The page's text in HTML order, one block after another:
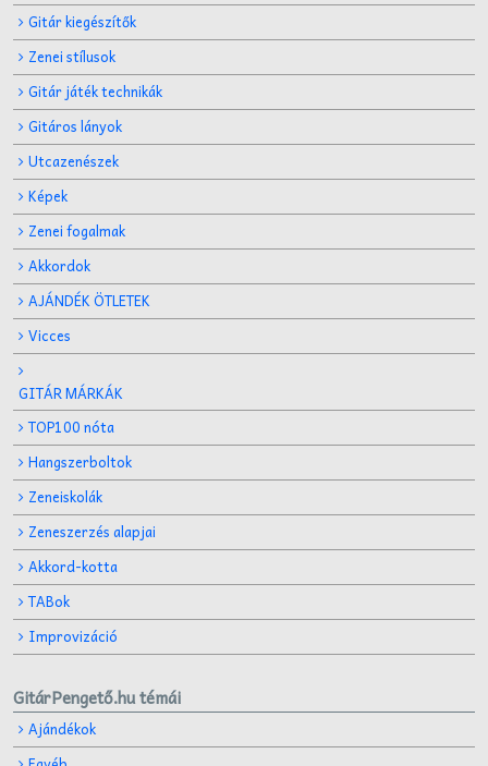
Gitár kiegészítők
Zenei stílusok
Gitár játék technikák
Gitáros lányok
Utcazenészek
Képek
Zenei fogalmak
Akkordok
AJÁNDÉK ÖTLETEK
Vicces
GITÁR MÁRKÁK
TOP100 nóta
Hangszerboltok
Zeneiskolák
Zeneszerzés alapjai
Akkord-kotta
TABok
Improvizáció
GitárPengető.hu témái
Ajándékok